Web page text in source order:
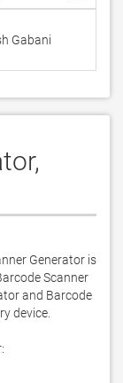
Gabani
Generator is
Scanner
and Barcode
device.